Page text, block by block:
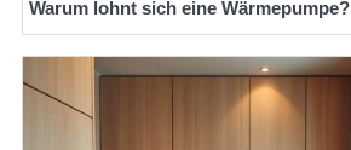
Warum lohnt sich eine Wärmepumpe?